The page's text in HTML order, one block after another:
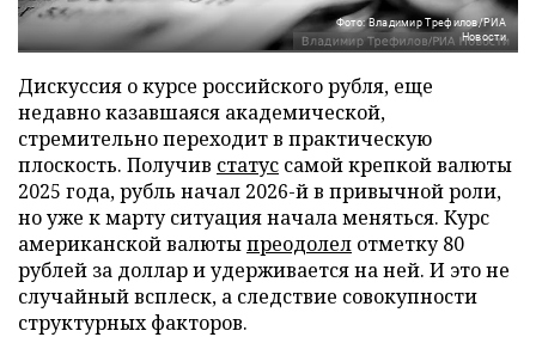
Фото: Владимир Трефилов/РИА
Новости
Дискуссия о курсе российского рубля, еще
недавно казавшаяся академической,
стремительно переходит в практическую
плоскость. Получив статус самой крепкой валюты
2025 года, рубль начал 2026-й в привычной роли,
но уже к марту ситуация начала меняться. Курс
американской валютыпреодолел отметку 80
рублей за доллар и удерживается на ней. И это не
случайный всплеск, а следствие совокупности
структурных факторов.